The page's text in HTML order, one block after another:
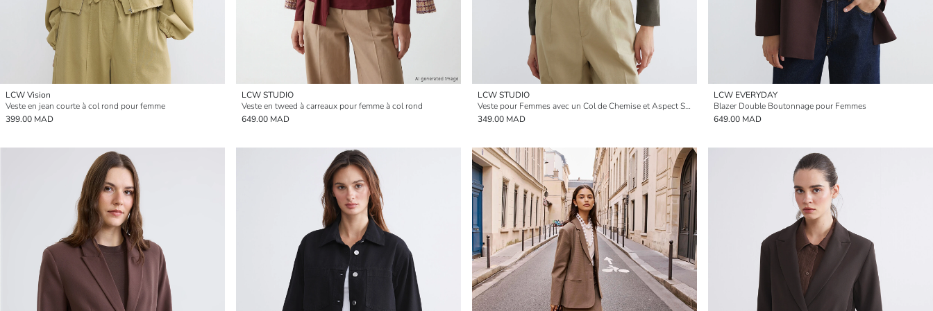
LCW Vision
Veste en jean courte à col rond pour femme
399.00 MAD
LCW STUDIO
Veste en tweed à carreaux pour femme à col rond
649.00 MAD
LCW STUDIO
Veste pour Femmes avec un Col de Chemise et Aspect Suédine
349.00 MAD
LCW EVERYDAY
Blazer Double Boutonnage pour Femmes
649.00 MAD